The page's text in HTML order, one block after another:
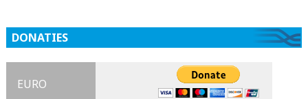
DONATIES
EURO